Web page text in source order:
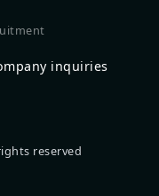
inquiries
reserved